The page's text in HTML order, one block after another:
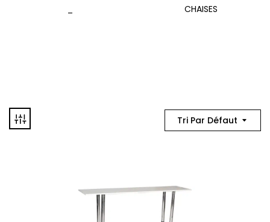
CHAISES
Tri Par Défaut